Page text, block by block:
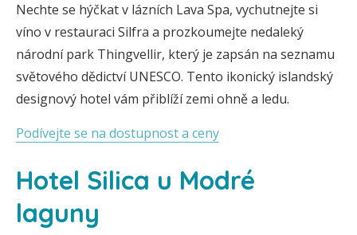
Nechte se hýčkat v lázních Lava Spa, vychutnejte si
víno v restauraci Silfra a prozkoumejte nedaleký
národní park Thingvellir, který je zapsán na seznamu
světového dědictví UNESCO. Tento ikonický islandský
designový hotel vám přiblíží zemi ohně a ledu.
Podívejte se na dostupnost a ceny
Hotel Silica u Modré
laguny